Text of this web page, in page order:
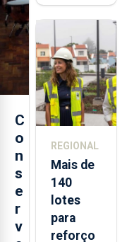
C
o
n
s
e
r
v
está de
aos
Açores
REGIONAL
Mais de
140
lotes
para
reforço